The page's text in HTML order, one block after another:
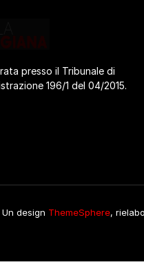
presso il Tribunale di
196/1 del 04/2015.
design ThemeSphere,